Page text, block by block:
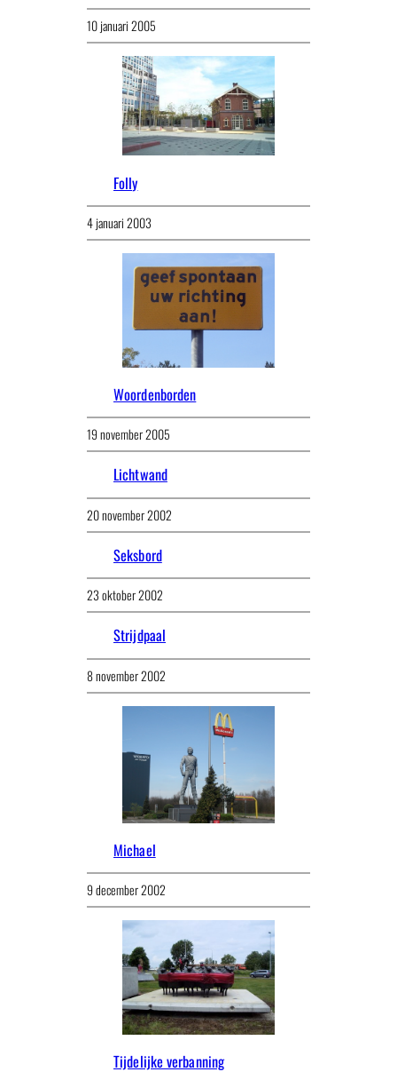
10 januari 2005
Folly
4 januari 2003
Woordenborden
19 november 2005
Lichtwand
20 november 2002
Seksbord
23 oktober 2002
Strijdpaal
8 november 2002
Michael
9 december 2002
Tijdelijke verbanning